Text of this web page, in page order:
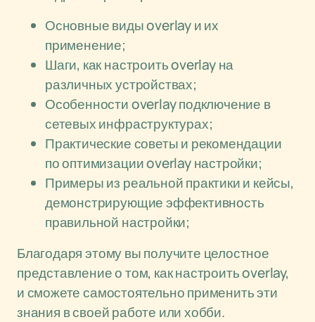
Основные виды overlay и их
применение;
Шаги, как настроить overlay на
различных устройствах;
Особенности overlay подключение в
сетевых инфраструктурах;
Практические советы и рекомендации
по оптимизации overlay настройки;
Примеры из реальной практики и кейсы,
демонстрирующие эффективность
правильной настройки;
Благодаря этому вы получите целостное
представление о том, как настроить overlay,
и сможете самостоятельно применить эти
знания в своей работе или хобби.